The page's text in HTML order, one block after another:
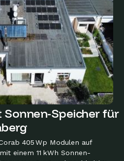
Sonnen-Speicher für
405 Wp Modulen auf
einem 11 kWh Sonnen-